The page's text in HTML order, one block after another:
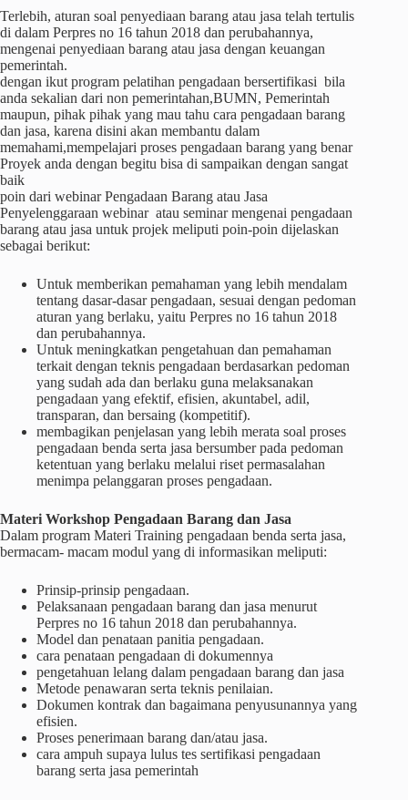
Terlebih, aturan soal penyediaan barang atau jasa telah tertulis
di dalam Perpres no 16 tahun 2018 dan perubahannya,
mengenai penyediaan barang atau jasa dengan keuangan
pemerintah.
dengan ikut program pelatihan pengadaan bersertifikasi bila
anda sekalian dari non pemerintahan,BUMN, Pemerintah
maupun, pihak pihak yang mau tahu cara pengadaan barang
dan jasa, karena disini akan membantu dalam
memahami,mempelajari proses pengadaan barang yang benar
Proyek anda dengan begitu bisa di sampaikan dengan sangat
baik
poin dari webinar Pengadaan Barang atau Jasa
Penyelenggaraan webinar atau seminar mengenai pengadaan
barang atau jasa untuk projek meliputi poin-poin dijelaskan
sebagai berikut:
Untuk memberikan pemahaman yang lebih mendalam
tentang dasar-dasar pengadaan, sesuai dengan pedoman
aturan yang berlaku, yaitu Perpres no 16 tahun 2018
dan perubahannya.
Untuk meningkatkan pengetahuan dan pemahaman
terkait dengan teknis pengadaan berdasarkan pedoman
yang sudah ada dan berlaku guna melaksanakan
pengadaan yang efektif, efisien, akuntabel, adil,
transparan, dan bersaing (kompetitif).
membagikan penjelasan yang lebih merata soal proses
pengadaan benda serta jasa bersumber pada pedoman
ketentuan yang berlaku melalui riset permasalahan
menimpa pelanggaran proses pengadaan.
Materi Workshop Pengadaan Barang dan Jasa
Dalam program Materi Training pengadaan benda serta jasa,
bermacam- macam modul yang di informasikan meliputi:
Prinsip-prinsip pengadaan.
Pelaksanaan pengadaan barang dan jasa menurut
Perpres no 16 tahun 2018 dan perubahannya.
Model dan penataan panitia pengadaan.
cara penataan pengadaan di dokumennya
pengetahuan lelang dalam pengadaan barang dan jasa
Metode penawaran serta teknis penilaian.
Dokumen kontrak dan bagaimana penyusunannya yang
efisien.
Proses penerimaan barang dan/atau jasa.
cara ampuh supaya lulus tes sertifikasi pengadaan
barang serta jasa pemerintah